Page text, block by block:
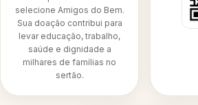
selecione Amigos do Bem.
Sua doação contribui para
levar educação, trabalho,
saúde e dignidade a
milhares de famílias no
sertão.